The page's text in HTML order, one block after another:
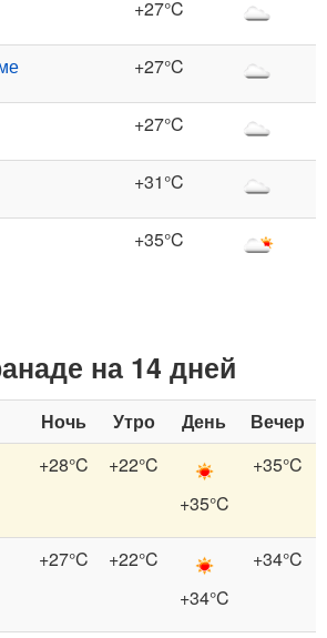
+27°C
+27°C
+27°C
+31°C
+35°C
на 14 дней
Ночь Утро День Вечер
+28°C
+22°C
+35°C
+35°C
+27°C
+22°C
+34°C
+34°C